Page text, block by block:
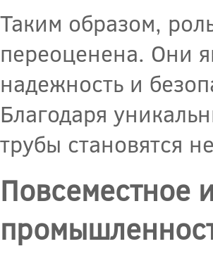
Таким образом,
переоценена. Они
надежность и
Благодаря
трубы становятся
Повсеместное